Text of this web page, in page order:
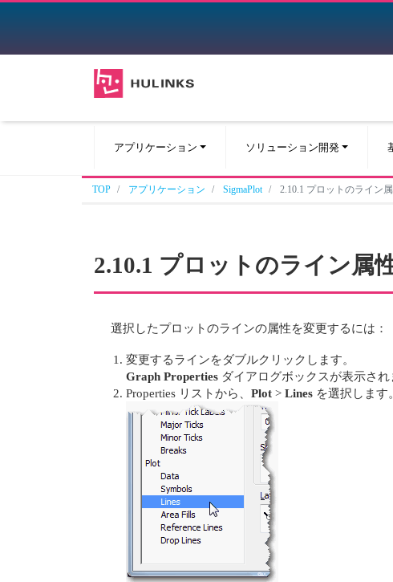
アプリケーション ソリューション開発
TOP アプリケーション SigmaPlot 2.10.1 プロットのライン
2.10.1 プロットのライン属
選択したプロットのラインの属性を変更するには：
変更するラインをダブルクリックします。
Graph Properties ダイアログボックスが表示され
Properties リストから、 Plot > Lines を選択します。